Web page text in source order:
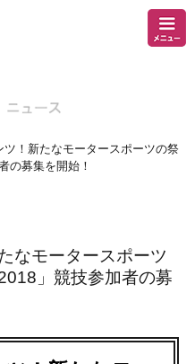
ツ！新たなモータースポーツの祭
の募集を開始！
なモータースポーツ
」競技参加者の募